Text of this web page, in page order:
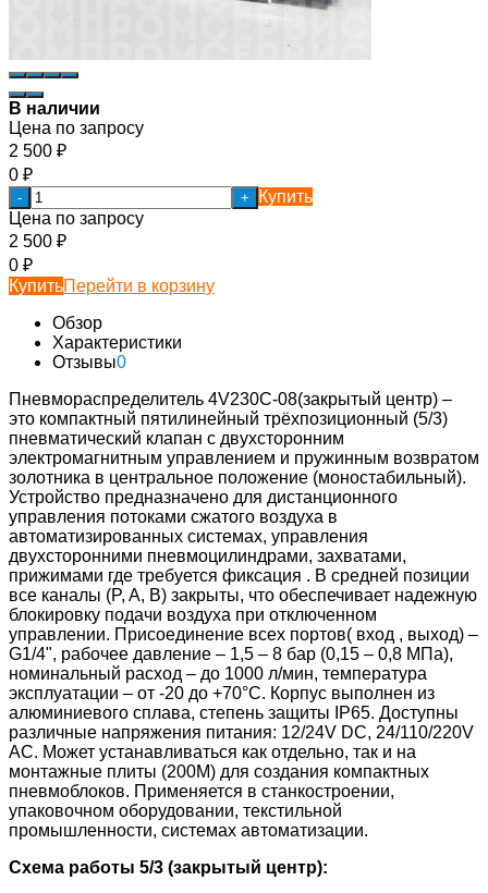
В наличии
Цена по запросу
2 500 ₽
0 ₽
- +
Купить
Цена по запросу
2 500 ₽
0 ₽
КупитьПерейти в корзину
Обзор
Характеристики
Отзывы0
Пневмораспределитель 4V230С-08(закрытый центр) –
это компактный пятилинейный трёхпозиционный (5/3)
пневматический клапан с двухсторонним
электромагнитным управлением и пружинным возвратом
золотника в центральное положение (моностабильный).
Устройство предназначено для дистанционного
управления потоками сжатого воздуха в
автоматизированных системах, управления
двухсторонними пневмоцилиндрами, захватами,
прижимами где требуется фиксация . В средней позиции
все каналы (P, A, B) закрыты, что обеспечивает надежную
блокировку подачи воздуха при отключенном
управлении. Присоединение всех портов( вход , выход) –
G1/4", рабочее давление – 1,5 – 8 бар (0,15 – 0,8 МПа),
номинальный расход – до 1000 л/мин, температура
эксплуатации – от -20 до +70°C. Корпус выполнен из
алюминиевого сплава, степень защиты IP65. Доступны
различные напряжения питания: 12/24V DC, 24/110/220V
AC. Может устанавливаться как отдельно, так и на
монтажные плиты (200М) для создания компактных
пневмоблоков. Применяется в станкостроении,
упаковочном оборудовании, текстильной
промышленности, системах автоматизации.
Схема работы 5/3 (закрытый центр):